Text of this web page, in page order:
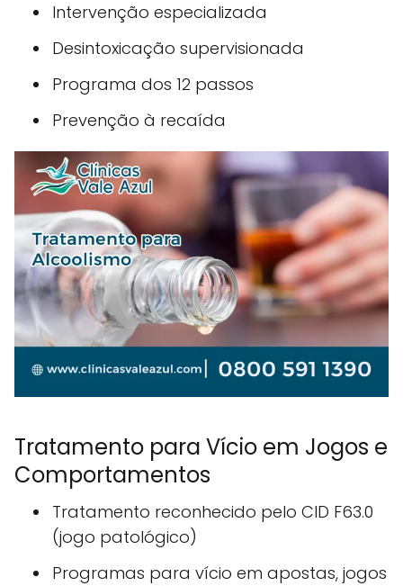
Intervenção especializada
Desintoxicação supervisionada
Programa dos 12 passos
Prevenção à recaída
Tratamento para Vício em Jogos e
Comportamentos
Tratamento reconhecido pelo CID F63.0
(jogo patológico)
Programas para vício em apostas, jogos